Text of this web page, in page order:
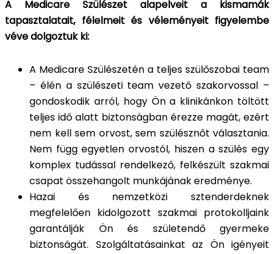
A Medicare Szülészet alapelveit a kismamák
tapasztalatait, félelmeit és véleményeit figyelembe
véve dolgoztuk ki:
A Medicare Szülészetén a teljes szülőszobai team
– élén a szülészeti team vezető szakorvossal –
gondoskodik arról, hogy Ön a klinikánkon töltött
teljes idő alatt biztonságban érezze magát, ezért
nem kell sem orvost, sem szülésznőt választania.
Nem függ egyetlen orvostól, hiszen a szülés egy
komplex tudással rendelkező, felkészült szakmai
csapat összehangolt munkájának eredménye.
Hazai és nemzetközi sztenderdeknek
megfelelően kidolgozott szakmai protokolljaink
garantálják Ön és születendő gyermeke
biztonságát. Szolgáltatásainkat az Ön igényeit